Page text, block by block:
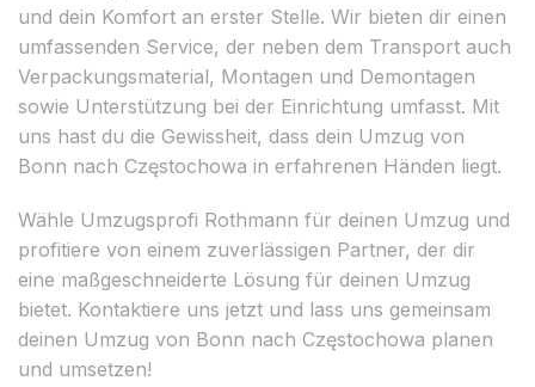
und dein Komfort an erster Stelle. Wir bieten dir einen
umfassenden Service, der neben dem Transport auch
Verpackungsmaterial, Montagen und Demontagen
sowie Unterstützung bei der Einrichtung umfasst. Mit
uns hast du die Gewissheit, dass dein Umzug von
Bonn nach Częstochowa in erfahrenen Händen liegt.
Wähle Umzugsprofi Rothmann für deinen Umzug und
profitiere von einem zuverlässigen Partner, der dir
eine maßgeschneiderte Lösung für deinen Umzug
bietet. Kontaktiere uns jetzt und lass uns gemeinsam
deinen Umzug von Bonn nach Częstochowa planen
und umsetzen!